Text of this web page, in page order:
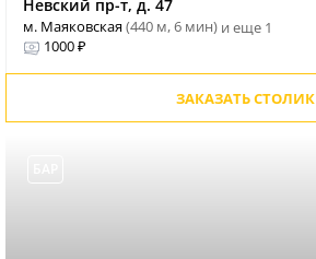
Невский пр-т, д. 47
м. Маяковская(440 м, 6 мин) и еще 1
1000 ₽
ЗАКАЗАТЬ СТОЛИК